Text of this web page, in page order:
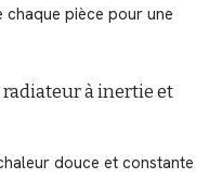
chaque pièce pour une
à inertie et
douce et constante